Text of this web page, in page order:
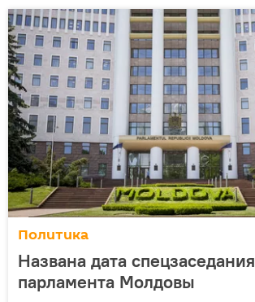
Политика
Названа дата спецзаседания
парламента Молдовы